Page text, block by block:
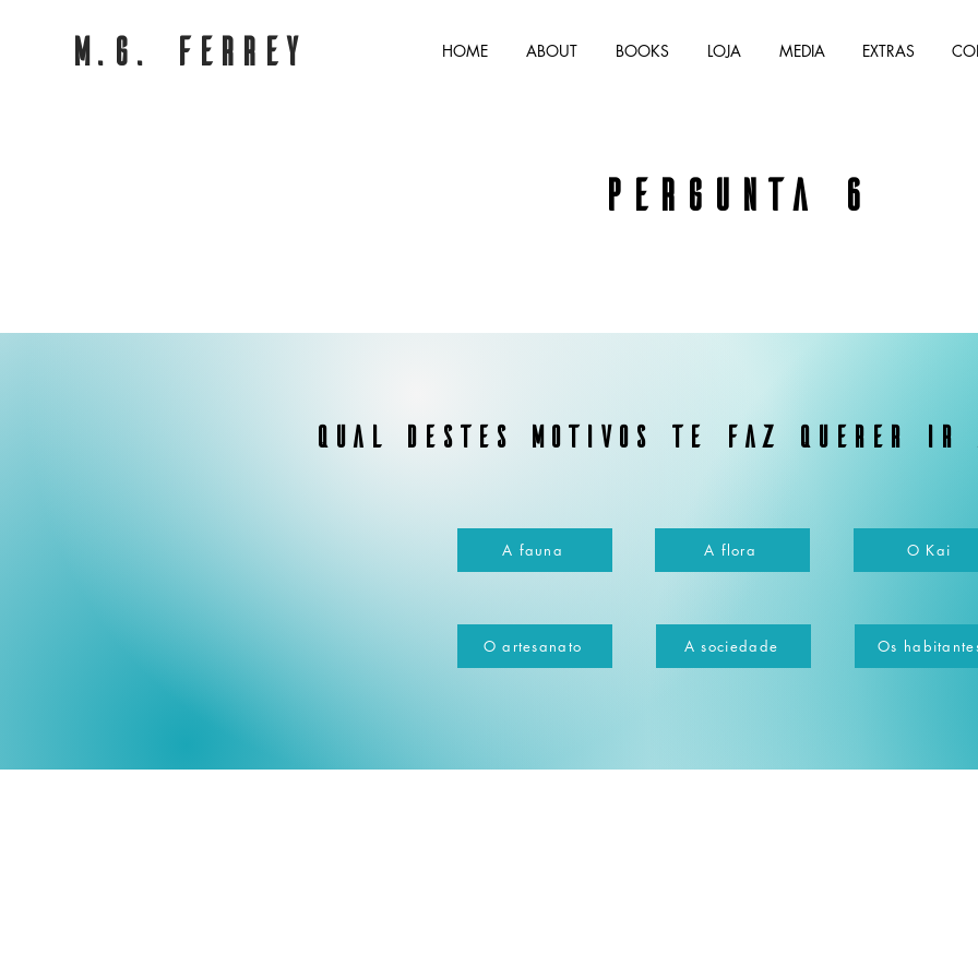
M.G. Ferrey HOME ABOUT BOOKS LOJA MEDIA EXTRAS
Pergunta 6
Qual destes motivos te faz querer ir
A fauna A flora O Kai
O artesanato A sociedade Os